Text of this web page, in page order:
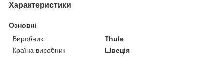
Характеристики
Основні
Виробник
Thule
Країна виробник
Швеція